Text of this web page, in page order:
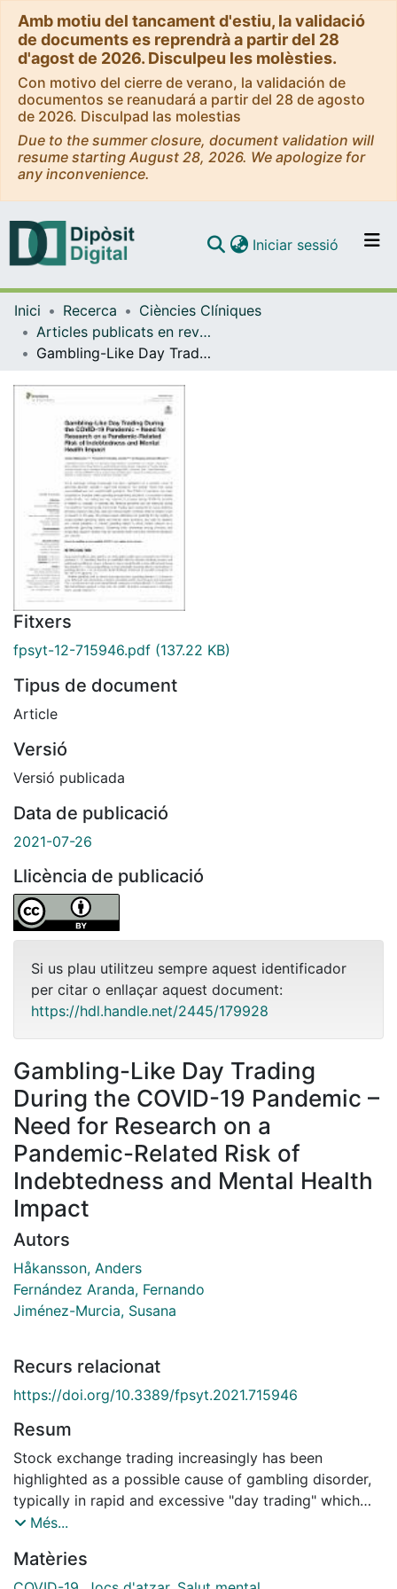
Amb motiu del tancament d'estiu, la validació
de documents es reprendrà a partir del 28
d'agost de 2026. Disculpeu les molèsties.
Con motivo del cierre de verano, la validación de
documentos se reanudará a partir del 28 de agosto
de 2026. Disculpad las molestias
Due to the summer closure, document validation will
resume starting August 28, 2026. We apologize for
any inconvenience.
Navega per tot el DD
Com publicar
Iniciar sessió (current)
Inici Recerca
Ciències Clíniques
Articles publicats en revistes (Ciències Clíniques)
Gambling-Like Day Trading During the COVID-19 Pandemic – Need for Research on a Pandemic-Related Risk of Indebtedness and Mental Health Impact
Fitxers
fpsyt-12-715946.pdf (137.22 KB)
Tipus de document
Article
Versió
Versió publicada
Data de publicació
2021-07-26
Llicència de publicació
Si us plau utilitzeu sempre aquest identificador
per citar o enllaçar aquest document:
https://hdl.handle.net/2445/179928
Gambling-Like Day Trading
During the COVID-19 Pandemic –
Need for Research on a
Pandemic-Related Risk of
Indebtedness and Mental Health
Impact
Autors
Håkansson, Anders
Fernández Aranda, Fernando
Jiménez-Murcia, Susana
Recurs relacionat
https://doi.org/10.3389/fpsyt.2021.715946
Resum
Stock exchange trading increasingly has been
highlighted as a possible cause of gambling disorder,
typically in rapid and excessive "day trading" which
may cause over-indebtedness and mental health
suspected to increase online gambling and gambling
problems. In a number of recent media reports, day
Més...
Matèries